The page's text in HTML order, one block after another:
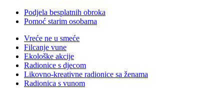
Podjela besplatnih obroka
Pomoć starim osobama
Vreće ne u smeće
Filcanje vune
Ekološke akcije
Radionice s djecom
Likovno-kreativne radionice sa ženama
Radionica s vunom